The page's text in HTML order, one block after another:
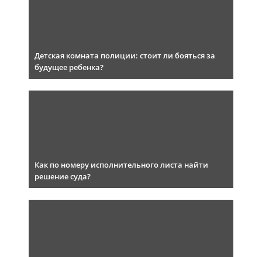
Детская комната полиции: стоит ли бояться за
будущее ребенка?
Как по номеру исполнительного листа найти
решение суда?